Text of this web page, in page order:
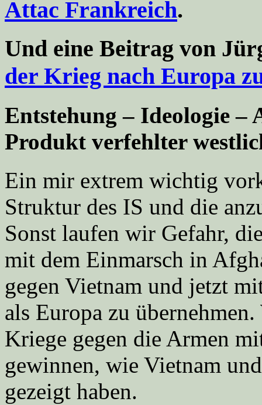
Attac Frankreich.
Und eine Beitrag von
der Krieg nach Europa
Entstehung – Ideologie
Produkt verfehlter
Ein mir extrem wichtig
Struktur des IS und die
Sonst laufen wir Gefahr,
mit dem Einmarsch in
gegen Vietnam und jetzt
als Europa zu
Kriege gegen die Armen
gewinnen, wie Vietnam
gezeigt haben.